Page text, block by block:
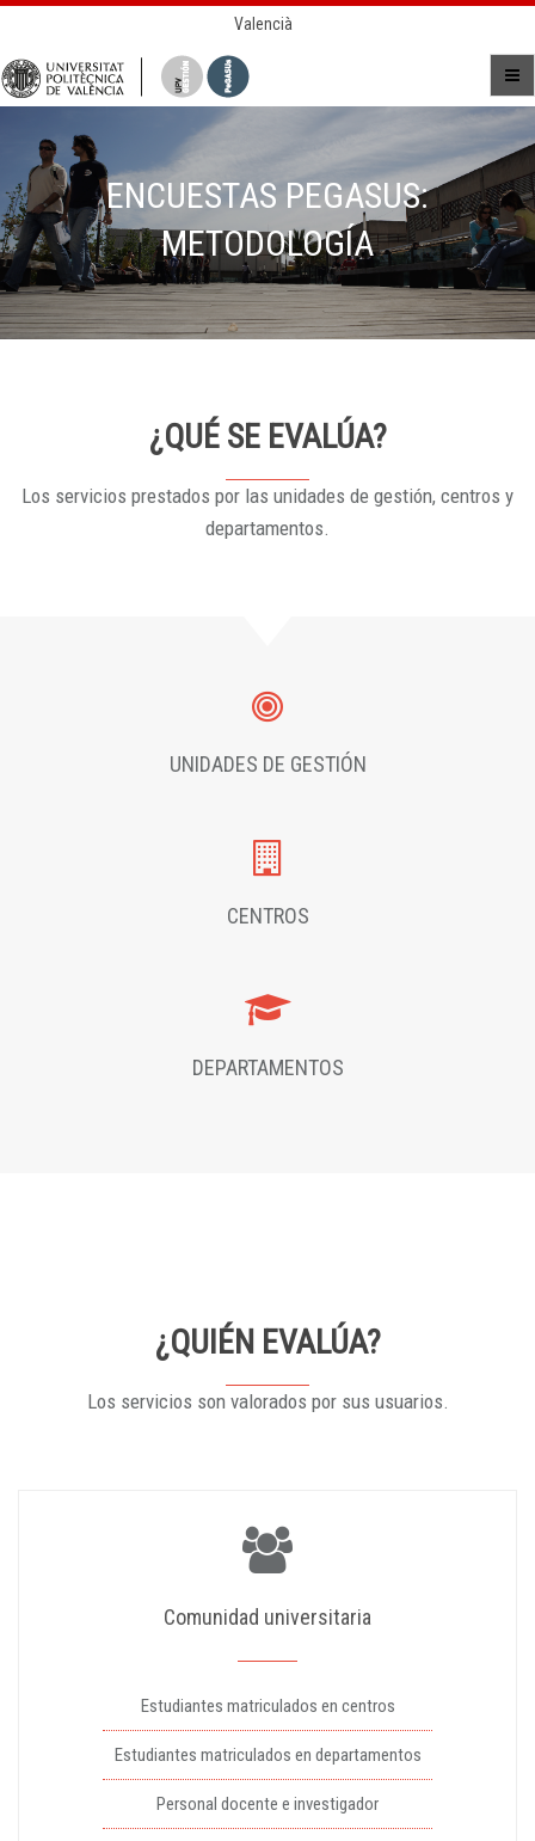
Valencià
ENCUESTAS PEGASUS:
METODOLOGÍA
¿QUÉ SE EVALÚA?
Los servicios prestados por las unidades de gestión, centros y
departamentos.
UNIDADES DE GESTIÓN
CENTROS
DEPARTAMENTOS
¿QUIÉN EVALÚA?
Los servicios son valorados por sus usuarios.
Comunidad universitaria
Estudiantes matriculados en centros
Estudiantes matriculados en departamentos
Personal docente e investigador